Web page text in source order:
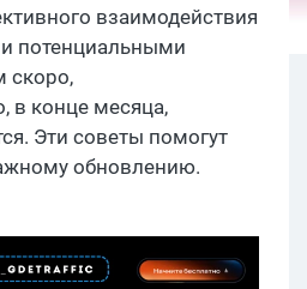
взаимодействия
потенциальными
скоро,
в конце месяца,
Эти советы помогут
обновлению.